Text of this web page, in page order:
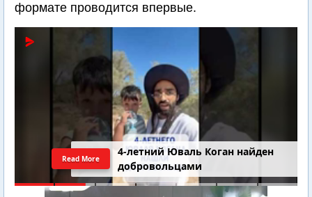
формате проводится впервые.
4-летний Юваль Коган найден
добровольцами
Read More